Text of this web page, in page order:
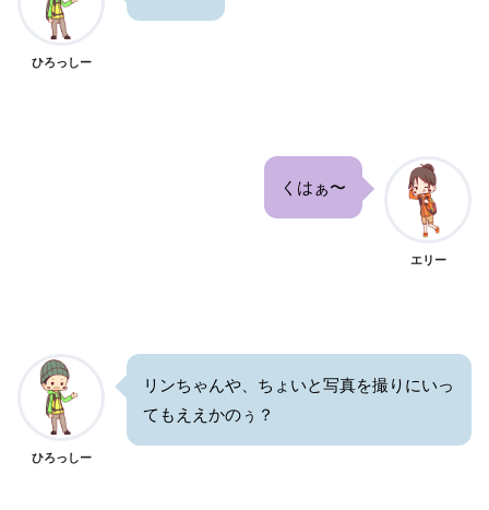
ひろっしー
くはぁ〜
エリー
ひろっしー
リンちゃんや、ちょいと写真を撮りにいっ
てもええかのぅ？